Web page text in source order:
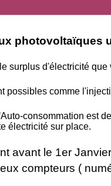
photovoltaïques
surplus d'électricité
possibles comme
consommation est
électricité sur place.
avant le 1er
compteurs (